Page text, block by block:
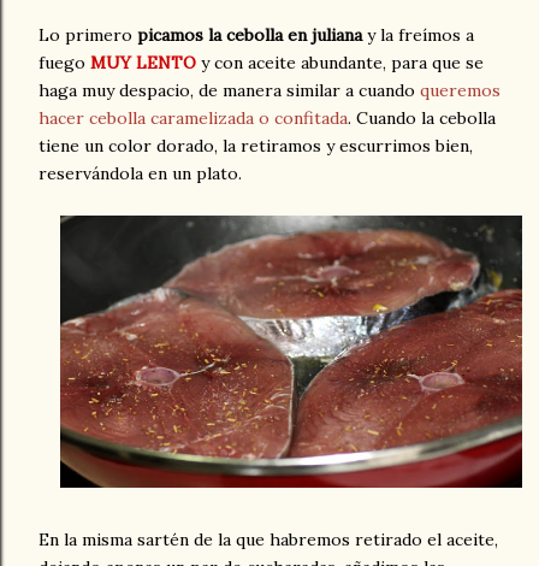
Lo primero picamos la cebolla en julianay la freímos a
fuego MUY LENTO y con aceite abundante, para que se
haga muy despacio, de manera similar a cuando queremos
hacer cebolla caramelizada o confitada. Cuando la cebolla
tiene un color dorado, la retiramos y escurrimos bien,
reservándola en un plato.
En la misma sartén de la que habremos retirado el aceite,